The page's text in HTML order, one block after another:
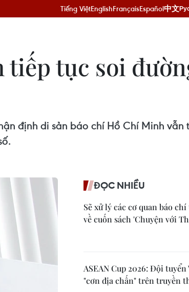
Tiếng ViệtEnglishFrançaisEspañol中文
tiếp tục soi
định di sản báo chí Hồ Chí Minh vẫn
ĐỌC NHIỀU
Sẽ xử lý các cơ quan báo
về cuốn sách 'Chuyện với
ASEAN Cup 2026: Đội
"cơn địa chấn" trên truyền